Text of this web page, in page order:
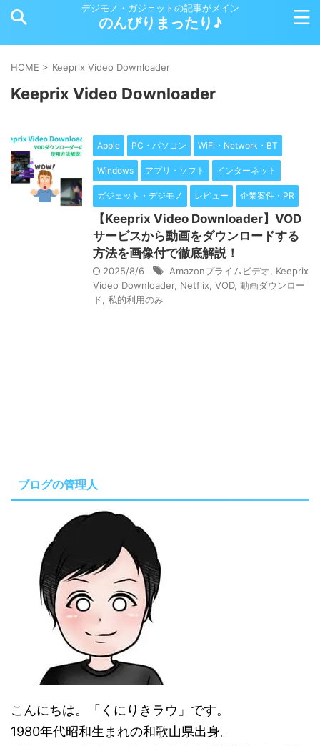
デジモノ・ガジェットの記事がメイン
のんびりまったり♪
HOME > Keeprix Video Downloader
Keeprix Video Downloader
Apple PC・パソコン WiFi・Network・BT
Windows アプリ・ソフト インターネット
ガジェット・デジモノ レビュー 企業案件・PR
【Keeprix Video Downloader】VOD
サービスから動画をダウンロードする
方法を画像付で徹底解説！
2025/8/6 Amazonプライムビデオ
Keeprix
Video Downloader, Netflix VOD, 動画ダウンロー
ド
私的利用のみ
ブログの管理人
こんにちは。「くにりきラウ」です。
1980年代昭和生まれの和歌山県出身。